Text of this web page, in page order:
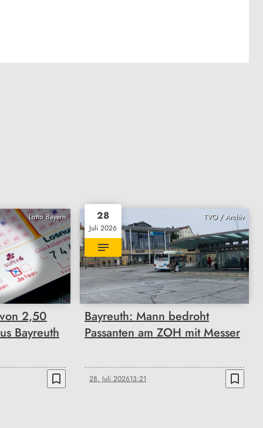
Lotto Bayern
2,50
Bayreuth
bookmark_border
TVO / Archiv
28
Juli 2026
Bayreuth: Mann bedroht
Passanten am ZOH mit Messer
28. Juli 202613:21 bookmark_border